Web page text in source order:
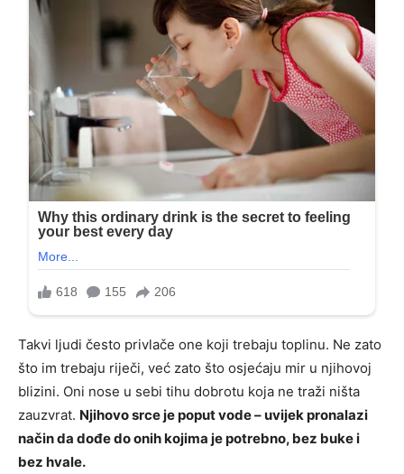
Takvi ljudi često privlače one koji trebaju toplinu. Ne zato
što im trebaju riječi, već zato što osjećaju mir u njihovoj
blizini. Oni nose u sebi tihu dobrotu koja ne traži ništa
zauzvrat. Njihovo srce je poput vode – uvijek pronalazi
način da dođe do onih kojima je potrebno, bez buke i
bez hvale.